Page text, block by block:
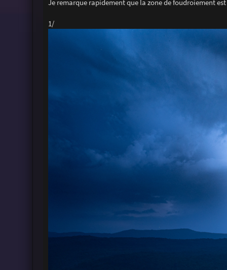
Je remarque rapidement que la zone de foudroiement
1/